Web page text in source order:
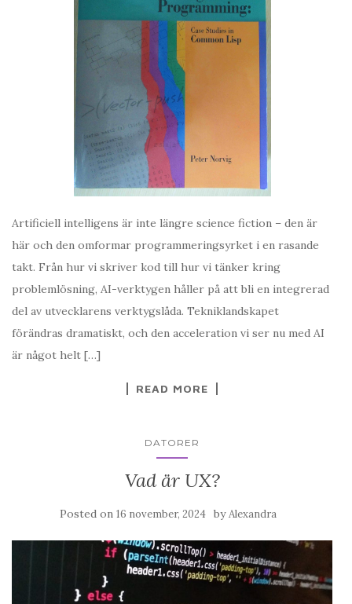
Artificiell intelligens är inte längre science fiction – den är
här och den omformar programmeringsyrket i en rasande
takt. Från hur vi skriver kod till hur vi tänker kring
problemlösning, AI-verktygen håller på att bli en integrerad
del av utvecklarens verktygslåda. Tekniklandskapet
förändras dramatiskt, och den acceleration vi ser nu med AI
är något helt […]
READ MORE
DATORER
Vad är UX?
Posted on 16 november, 2024 byAlexandra